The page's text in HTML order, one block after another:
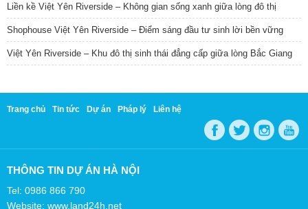
Liền kề Việt Yên Riverside – Không gian sống xanh giữa lòng đô thị
Shophouse Việt Yên Riverside – Điểm sáng đầu tư sinh lời bền vững
Việt Yên Riverside – Khu đô thị sinh thái đẳng cấp giữa lòng Bắc Giang
Trang chủ Tin tức Dự án Pháp lý Liên hệ
THÔNG TIN DỰ ÁN HÀ NỘI
Tel: 0986 866 790
Website: www.land24h.net